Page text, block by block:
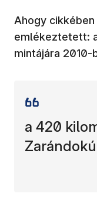
Ahogy
emlékeztetett:
mintájára
a 420